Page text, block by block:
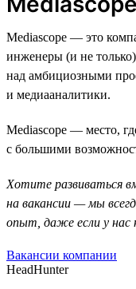
Mediascope — это
инженеры (и не
над амбициозными
и медиааналитики.
Mediascope — место,
с большими
Хотите развиваться
на вакансии — мы
опыт, даже если у нас
Вакансии компании
HeadHunter